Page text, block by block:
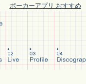
ポーカーアプリ おすすめ